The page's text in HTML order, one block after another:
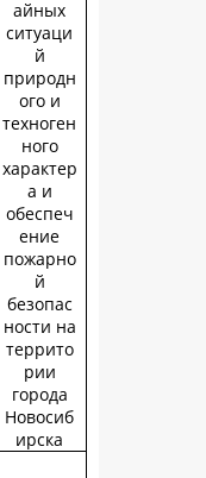
айных
ситуаци
й
природн
ого и
техноген
ного
характер
а и
обеспеч
ение
пожарно
й
безопас
ности на
террито
рии
города
Новосиб
ирска